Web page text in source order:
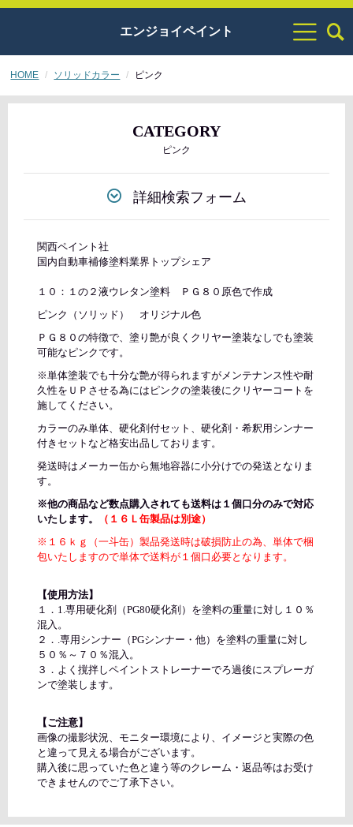
エンジョイペイント
HOME ソリッドカラー ピンク
CATEGORY
ピンク
詳細検索フォーム
関西ペイント社
国内自動車補修塗料業界トップシェア
１０：１の２液ウレタン塗料 ＰＧ８０原色で作成
ピンク（ソリッド） オリジナル色
ＰＧ８０の特徴で、塗り艶が良くクリヤー塗装なしでも塗装
可能なピンクです。
※単体塗装でも十分な艶が得られますがメンテナンス性や耐
久性をＵＰさせる為にはピンクの塗装後にクリヤーコートを
施してください。
カラーのみ単体、硬化剤付セット、硬化剤・希釈用シンナー
付きセットなど格安出品しております。
発送時はメーカー缶から無地容器に小分けでの発送となりま
す。
※他の商品など数点購入されても送料は１個口分のみで対応
いたします。
（１６Ｌ缶製品は別途）
※１６ｋｇ（一斗缶）製品発送時は破損防止の為、単体で梱
包いたしますので単体で送料が１個口必要となります。
【使用方法】
１．1.専用硬化剤（PG80硬化剤）を塗料の重量に対し１０％
混入。
２．.専用シンナー（PGシンナー・他）を塗料の重量に対し
５０％～７０％混入。
３．よく撹拌しペイントストレーナーでろ過後にスプレーガ
ンで塗装します。
【ご注意】
画像の撮影状況、モニター環境により、イメージと実際の色
と違って見える場合がございます。
購入後に思っていた色と違う等のクレーム・返品等はお受け
できませんのでご了承下さい。